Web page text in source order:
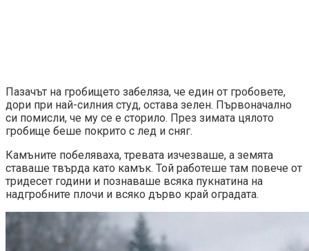
Пазачът на гробището забеляза, че един от гробовете,
дори при най-силния студ, остава зелен. Първоначално
си помисли, че му се е сторило. През зимата цялото
гробище беше покрито с лед и сняг.
Камъните побеляваха, тревата изчезваше, а земята
ставаше твърда като камък. Той работеше там повече от
тридесет години и познаваше всяка пукнатина на
надгробните плочи и всяко дърво край оградата.